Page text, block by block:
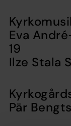
Eva
19
Ilze Stala
Pär